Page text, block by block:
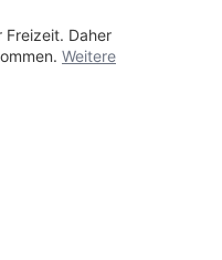
Freizeit. Daher
Weitere